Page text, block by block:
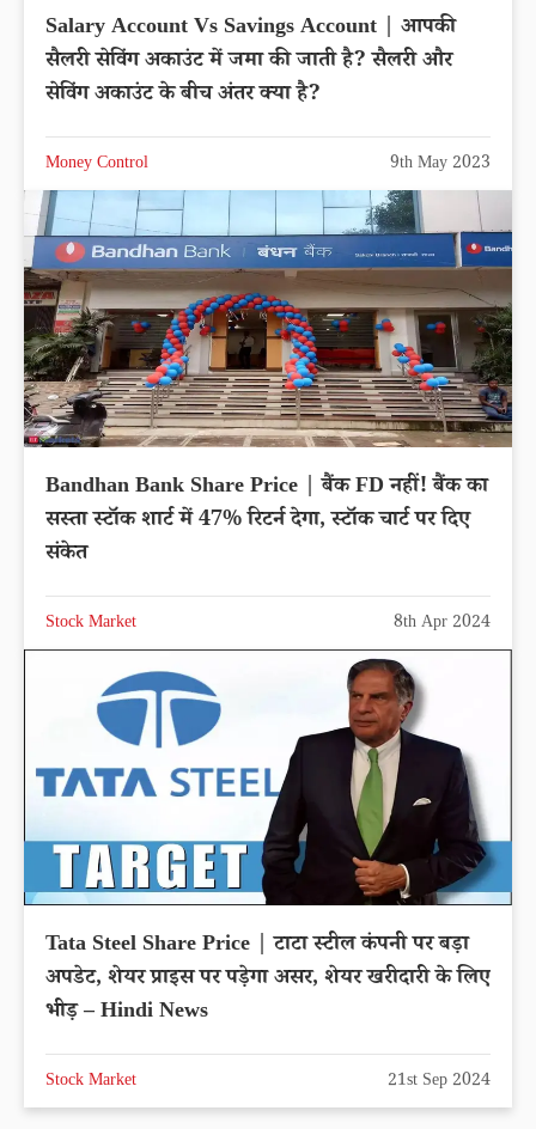
Salary Account Vs Savings Account | आपकी
सैलरी सेविंग अकाउंट में जमा की जाती है? सैलरी और
सेविंग अकाउंट के बीच अंतर क्या है?
Money Control 9th May 2023
Bandhan Bank Share Price | बैंक FD नहीं! बैंक का
सस्ता स्टॉक शार्ट में 47% रिटर्न देगा, स्टॉक चार्ट पर दिए
संकेत
Stock Market 8th Apr 2024
Tata Steel Share Price | टाटा स्टील कंपनी पर बड़ा
अपडेट, शेयर प्राइस पर पड़ेगा असर, शेयर खरीदारी के लिए
भीड़ – Hindi News
Stock Market 21st Sep 2024